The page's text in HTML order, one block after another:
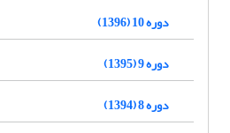
دوره 10 (1396)
دوره 9 (1395)
دوره 8 (1394)